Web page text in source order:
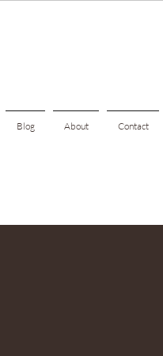
Blog About Contact